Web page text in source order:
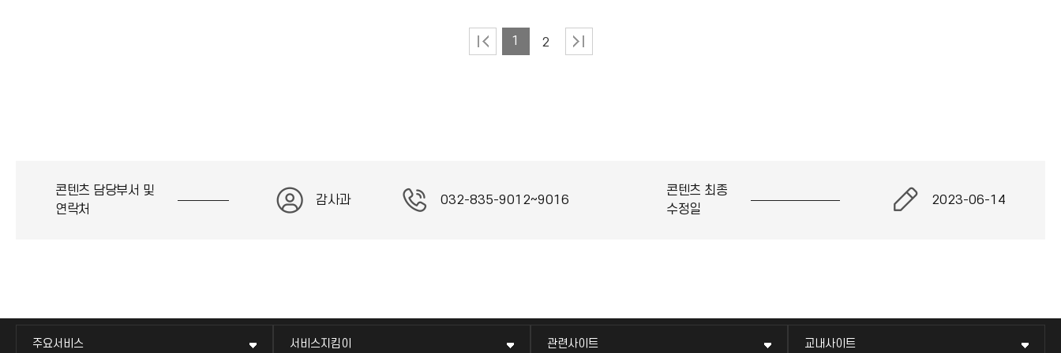
1 2
콘텐츠 담당부서 및
연락처
감사과 032-835-9012~9016
콘텐츠 최종
수정일
2023-06-14
주요서비스 서비스지킴이 관련사이트 교내사이트